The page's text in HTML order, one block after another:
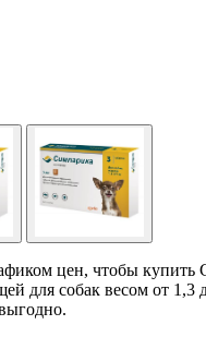
цен, чтобы купить
для собак весом от 1,3